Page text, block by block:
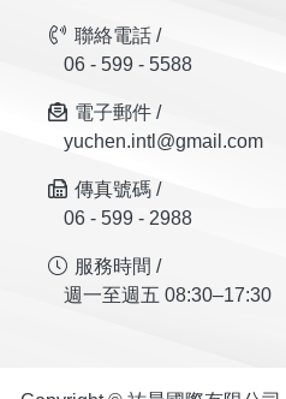
聯絡電話 /
06 - 599 - 5588
電子郵件 /
yuchen.intl@gmail.com
傳真號碼 /
06 - 599 - 2988
服務時間 /
週一至週五 08:30–17:30